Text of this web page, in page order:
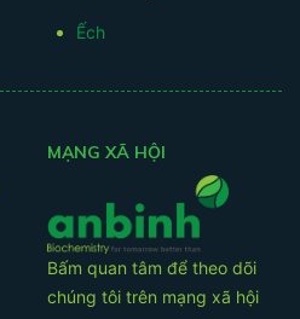
Ếch
MẠNG XÃ HỘI
Bấm quan tâm để theo dõi
chúng tôi trên mạng xã hội